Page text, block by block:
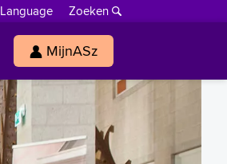
Language
Zoeken
MijnASz